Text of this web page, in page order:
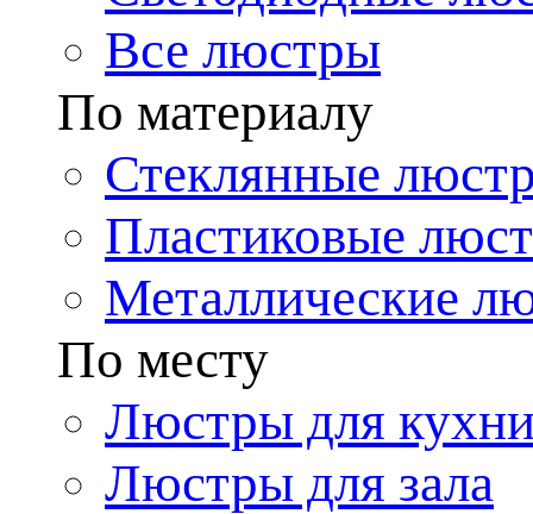
Все люстры
По материалу
Стеклянные
Пластиковые
Металлические
По месту
Люстры для
Люстры для зала